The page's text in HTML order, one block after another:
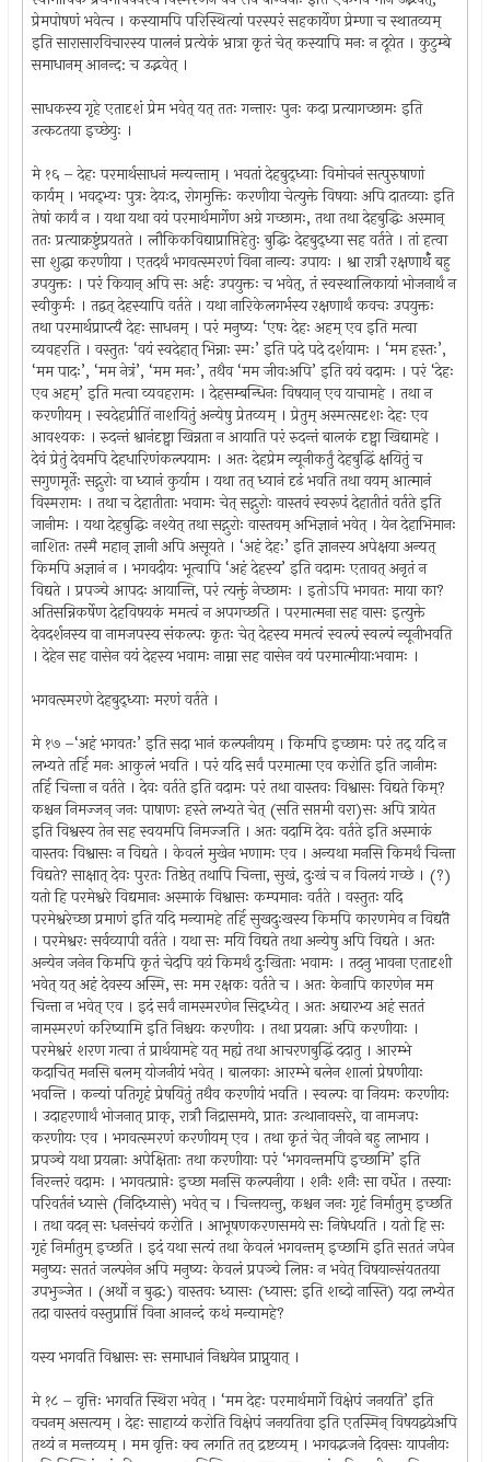
प्रेमपोषणं भवेत्च । कस्यामपि परिस्थित्यां परस्परं सहकार्येण प्रेम्णा च स्थातव्यम्
इति सारासारविचारस्य पालनं प्रत्येकं भ्रात्रा कृतं चेत् कस्यापि मनः न दूयेत । कुटुम्बे
समाधानम् आनन्द: च उद्भवेत् ।
साधकस्य गृहे एतादृशं प्रेम भवेत् यत् ततः गन्तारः पुनः कदा प्रत्यागच्छामः इति
उत्कटतया इच्छेयुः ।
मे १६ – देहः परमार्थसाधनं मन्यन्ताम् । भवतां देहबुद्ध्याः विमोचनं सत्पुरुषाणां
कार्यम् । भवद्भ्यः पुत्रः देयःद, रोगमुक्तिः करणीया चेत्युक्ते विषयाः अपि दातव्याः इति
तेषां कार्यं न । यथा यथा वयं परमार्थमार्गेण अग्रे गच्छामः, तथा तथा देहबुद्धिः अस्मान्
ततः प्रत्याक्रष्टुंप्रयतते । लौकिकविद्याप्राप्तिहेतुः बुद्धिः देहबुद्ध्या सह वर्तते । तां हत्वा
सा शुद्धा करणीया । एतदर्थं भगवत्स्मरणं विना नान्यः उपायः । श्वा रात्रौ रक्षणार्थँ बहु
उपयुक्तः । परं कियान् अपि सः अर्हः उपयुक्तः च भवेत्, तं स्वस्थालिकायां भोजनार्थं न
स्वीकुर्मः । तद्वत् देहस्यापि वर्तते । यथा नारिकेलगर्भस्य रक्षणार्थं कवचः उपयुक्तः
तथा परमार्थप्राप्त्यै देहः साधनम् । परं मनुष्यः ‘एषः देहः अहम् एव इति मत्वा
व्यवहरति । वस्तुतः ‘वयं स्वदेहात् भिन्नाः स्मः’ इति पदे पदे दर्शयामः । ‘मम हस्तः’,
‘मम पादः’, ‘मम नेत्रं’, ‘मम मनः’, तथैव ‘मम जीवःअपि’ इति वयं वदामः । परं ‘देहः
एव अहम्’ इति मत्वा व्यवहरामः । देहसम्बन्धिनः विषयान् एव याचामहे । तथा न
करणीयम् । स्वदेहप्रीतिं नाशयितुं अन्येषु प्रेतव्यम् । प्रेतुम् अस्मत्सदृशः देहः एव
आवश्यकः । रुदन्तं श्वानंदृष्ट्वा खिन्नता न आयाति परं रुदन्तं बालकं दृष्ट्वा खिद्यामहे ।
देवं प्रेतुं देवमपि देहधारिणंकल्पयामः । अतः देहप्रेम न्यूनीकर्तुं देहबुद्धिं क्षयितुं च
सगुणमूर्तेः सद्गुरोः वा ध्यानं कुर्याम । यथा तत् ध्यानं दृढं भवति तथा वयम् आत्मानं
विस्मरामः । तथा च देहातीताः भवामः चेत् सद्गुरोः वास्तवं स्वरूपं देहातीतं वर्तते इति
जानीमः । यथा देहबुद्धिः नश्येत् तथा सद्गुरोः वास्तवम् अभिज्ञानं भवेत् । येन देहाभिमानः
नाशितः तस्मै महान् ज्ञानी अपि असूयते । ‘अहं देहः’ इति ज्ञानस्य अपेक्षया अन्यत्
किमपि अज्ञानं न । भगवदीयः भूत्वापि ‘अहं देहस्य’ इति वदामः एतावत् अनृतं न
विद्यते । प्रपञ्चे आपदः आयान्ति, परं त्यक्तुं नेच्छामः । इतोऽपि भगवतः माया का?
अतिसन्निकर्षेण देहविषयकं ममत्वं न अपगच्छति । परमात्मना सह वासः इत्युक्ते
देवदर्शनस्य वा नामजपस्य संकल्पः कृतः चेत् देहस्य ममत्वं स्वल्पं स्वल्पं न्यूनीभवति
। देहेन सह वासेन वयं देहस्य भवामः नाम्ना सह वासेन वयं परमात्मीयाःभवामः ।
भगवत्स्मरणे देहबुद्ध्याः मरणं वर्तते ।
मे १७ –‘अहं भगवतः’ इति सदा भानं कल्पनीयम् । किमपि इच्छामः परं तद् यदि न
लभ्यते तर्हि मनः आकुलं भवति । परं यदि सर्वं परमात्मा एव करोति इति जानीमः
तर्हि चिन्ता न वर्तते । देवः वर्तते इति वदामः परं तथा वास्तवः विश्वासः विद्यते किम्?
कश्चन निमज्जन् जनः पाषाणः हस्ते लभ्यते चेत् (सति सप्तमी वरा)सः अपि त्रायेत
इति विश्वस्य तेन सह स्वयमपि निमज्जति । अतः वदामि देवः वर्तते इति अस्माकं
वास्तवः विश्वासः न विद्यते । केवलं मुखेन भणामः एव । अन्यथा मनसि किमर्थं चिन्ता
विद्यते? साक्षात् देवः पुरतः तिष्ठेत् तथापि चिन्ता, सुखं, दुःखं च न विलयं गच्छे । (?)
यतो हि परमेश्वरे विद्यमानः अस्माकं विश्वासः कम्पमानः वर्तते । वस्तुतः यदि
परमेश्वरेच्छा प्रमाणं इति यदि मन्यामहे तर्हि सुखदुःखस्य किमपि कारणमेव न विद्यतॆ
। परमेश्वरः सर्वव्यापी वर्तते । यथा सः मयि विद्यते तथा अन्येषु अपि विद्यते । अतः
अन्येन जनेन किमपि कृतं चेदपि वय़ं किमर्थं दुःखिताः भवामः । तदनु भावना एतादृशी
भवेत् यत् अहं देवस्य अस्मि, सः मम रक्षकः वर्तते च । अतः केनापि कारणेन मम
चिन्ता न भवेत् एव । इदं सर्वं नामस्मरणेन सिद्ध्येत् । अतः अद्यारभ्य अहं सततं
नामस्मरणं करिष्यामि इति निश्चयः करणीयः । तथा प्रयत्नाः अपि करणीयाः ।
परमेश्वरं शरण गत्वा तं प्रार्थयामहे यत् मह्यं तथा आचरणबुद्धिं ददातु । आरम्भे
कदाचित् मनसि बलम् योजनीयं भवेत् । बालकाः आरम्भे बलेन शालां प्रेषणीयाः
भवन्ति । कन्यां पतिगृहं प्रेषयितुं तथैव करणीयं भवति । स्वल्पः वा नियमः करणीयः
। उदाहरणार्थं भोजनात् प्राक्, रात्रौ निद्रासमये, प्रातः उत्थानावसरे, वा नामजपः
करणीयः एव । भगवत्स्मरणं करणीयम् एव । तथा कृतं चेत् जीवने बहु लाभाय ।
प्रपञ्चे यथा प्रयत्नाः अपेक्षिताः तथा करणीयाः परं ‘भगवन्तमपि इच्छामि’ इति
निरन्तरं वदामः । भगवत्प्राप्तेः इच्छा मनसि कल्पनीया । शनैः शनैः सा वर्धेत । तस्याः
परिवर्तनं ध्यासे (निदिध्यासे) भवेत् च । चिन्तयन्तु, कश्चन जनः गृहं निर्मातुम् इच्छति
। तथा वदन् सः धनसंचयं करोति । आभूषणकरणसमये सः निषेधयति । यतो हि सः
गृहं निर्मातुम् इच्छति । इदं यथा सत्यं तथा केवलं भगवन्तम् इच्छामि इति सततं जपेन
मनुष्यः सततं जल्पनेन अपि मनुष्यः केवलं प्रपञ्चे लिप्तः न भवेत् विषयान्संयततया
उपभुञ्जेत । (अर्थो न बुद्ध:) वास्तवः ध्यासः (ध्यास: इति शब्दो नास्ति) यदा लभ्येत
तदा वास्तवं वस्तुप्राप्तिं विना आनन्दं कथं मन्यामहे?
यस्य भगवति विश्वासः सः समाधानं निश्चयेन प्राप्नुयात् ।
मे १८ – वृत्तिः भगवति स्थिरा भवेत् । ‘मम देहः परमार्थमार्गे विक्षेपं जनयति’ इति
वचनम् असत्यम् । देहः साहाय्यं करोति विक्षेपं जनयतिवा इति एतस्मिन् विषयद्वयेअपि
तथ्यं न मन्तव्यम् । मम वृत्तिः क्व लगति तत् द्रष्टव्यम् । भगवद्भजने दिवसः यापनीयः